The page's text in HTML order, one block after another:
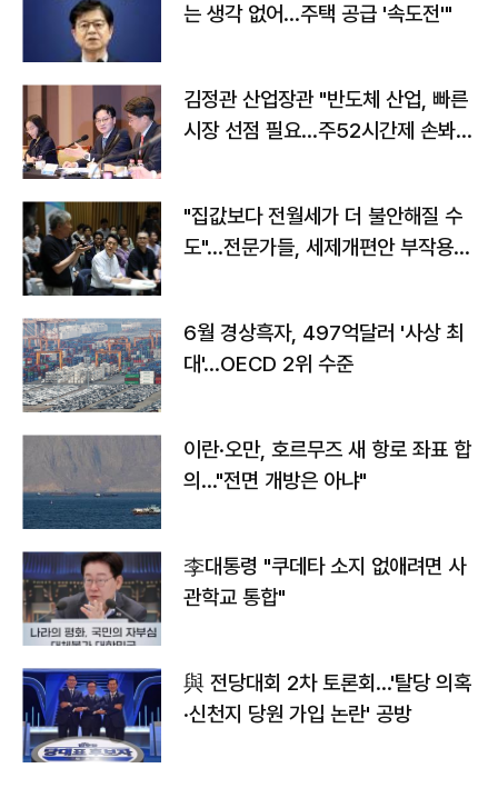
는 생각 없어…주택 공급 '속도전'"
김정관 산업장관 "반도체 산업, 빠른
시장 선점 필요…주52시간제 손봐
"집값보다 전월세가 더 불안해질 수
도"…전문가들, 세제개편안 부작용
6월 경상흑자, 497억달러 '사상 최
대'…OECD 2위 수준
이란·오만, 호르무즈 새 항로 좌표 합
의…"전면 개방은 아냐"
李대통령 "쿠데타 소지 없애려면 사
관학교 통합"
與 전당대회 2차 토론회…'탈당 의혹
·신천지 당원 가입 논란' 공방